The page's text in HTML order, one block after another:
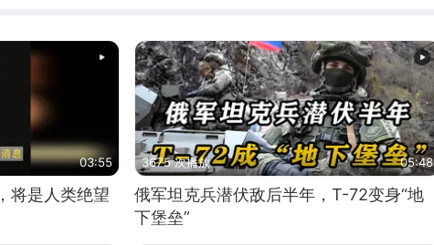
03:55
将是人类绝望
3675 次播放 05:48
俄军坦克兵潜伏敌后半年，T-72变身“地
下堡垒”